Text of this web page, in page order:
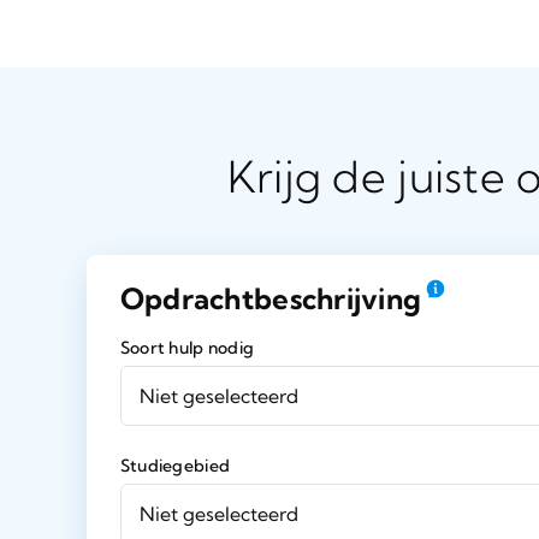
Krijg de juiste
Opdrachtbeschrijving
Soort hulp nodig
Studiegebied